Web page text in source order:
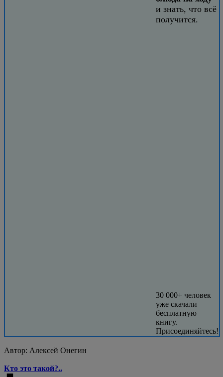
и знать, что всё
получится.
30 000+ человек
уже скачали
бесплатную
книгу.
Присоединяйтесь!
Автор: Алексей Онегин
Кто это такой?..